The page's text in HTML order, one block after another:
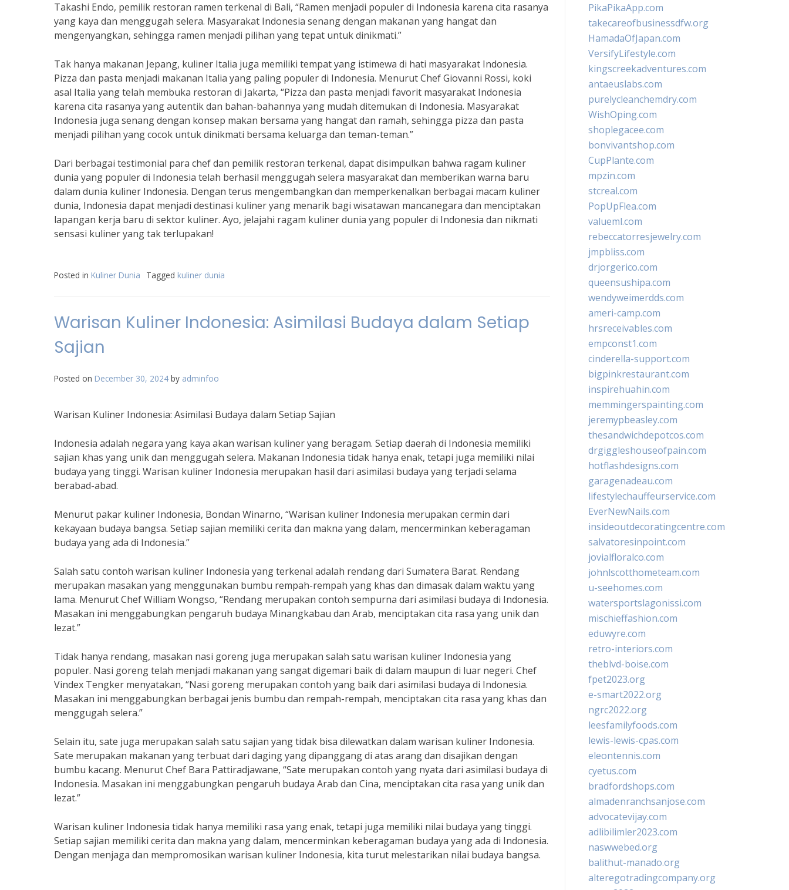
Takashi Endo, pemilik restoran ramen terkenal di Bali, “Ramen menjadi populer di Indonesia karena cita rasanya
yang kaya dan menggugah selera. Masyarakat Indonesia senang dengan makanan yang hangat dan
mengenyangkan, sehingga ramen menjadi pilihan yang tepat untuk dinikmati.”
Tak hanya makanan Jepang, kuliner Italia juga memiliki tempat yang istimewa di hati masyarakat Indonesia.
Pizza dan pasta menjadi makanan Italia yang paling populer di Indonesia. Menurut Chef Giovanni Rossi, koki
asal Italia yang telah membuka restoran di Jakarta, “Pizza dan pasta menjadi favorit masyarakat Indonesia
karena cita rasanya yang autentik dan bahan-bahannya yang mudah ditemukan di Indonesia. Masyarakat
Indonesia juga senang dengan konsep makan bersama yang hangat dan ramah, sehingga pizza dan pasta
menjadi pilihan yang cocok untuk dinikmati bersama keluarga dan teman-teman.”
Dari berbagai testimonial para chef dan pemilik restoran terkenal, dapat disimpulkan bahwa ragam kuliner
dunia yang populer di Indonesia telah berhasil menggugah selera masyarakat dan memberikan warna baru
dalam dunia kuliner Indonesia. Dengan terus mengembangkan dan memperkenalkan berbagai macam kuliner
dunia, Indonesia dapat menjadi destinasi kuliner yang menarik bagi wisatawan mancanegara dan menciptakan
lapangan kerja baru di sektor kuliner. Ayo, jelajahi ragam kuliner dunia yang populer di Indonesia dan nikmati
sensasi kuliner yang tak terlupakan!
Posted in Kuliner Dunia Tagged kuliner dunia
Warisan Kuliner Indonesia: Asimilasi Budaya dalam Setiap
Sajian
Posted on December 30, 2024 by adminfoo
Warisan Kuliner Indonesia: Asimilasi Budaya dalam Setiap Sajian
Indonesia adalah negara yang kaya akan warisan kuliner yang beragam. Setiap daerah di Indonesia memiliki
sajian khas yang unik dan menggugah selera. Makanan Indonesia tidak hanya enak, tetapi juga memiliki nilai
budaya yang tinggi. Warisan kuliner Indonesia merupakan hasil dari asimilasi budaya yang terjadi selama
berabad-abad.
Menurut pakar kuliner Indonesia, Bondan Winarno, “Warisan kuliner Indonesia merupakan cermin dari
kekayaan budaya bangsa. Setiap sajian memiliki cerita dan makna yang dalam, mencerminkan keberagaman
budaya yang ada di Indonesia.”
Salah satu contoh warisan kuliner Indonesia yang terkenal adalah rendang dari Sumatera Barat. Rendang
merupakan masakan yang menggunakan bumbu rempah-rempah yang khas dan dimasak dalam waktu yang
lama. Menurut Chef William Wongso, “Rendang merupakan contoh sempurna dari asimilasi budaya di Indonesia.
Masakan ini menggabungkan pengaruh budaya Minangkabau dan Arab, menciptakan cita rasa yang unik dan
lezat.”
Tidak hanya rendang, masakan nasi goreng juga merupakan salah satu warisan kuliner Indonesia yang
populer. Nasi goreng telah menjadi makanan yang sangat digemari baik di dalam maupun di luar negeri. Chef
Vindex Tengker menyatakan, “Nasi goreng merupakan contoh yang baik dari asimilasi budaya di Indonesia.
Masakan ini menggabungkan berbagai jenis bumbu dan rempah-rempah, menciptakan cita rasa yang khas dan
menggugah selera.”
Selain itu, sate juga merupakan salah satu sajian yang tidak bisa dilewatkan dalam warisan kuliner Indonesia.
Sate merupakan makanan yang terbuat dari daging yang dipanggang di atas arang dan disajikan dengan
bumbu kacang. Menurut Chef Bara Pattiradjawane, “Sate merupakan contoh yang nyata dari asimilasi budaya di
Indonesia. Masakan ini menggabungkan pengaruh budaya Arab dan Cina, menciptakan cita rasa yang unik dan
lezat.”
Warisan kuliner Indonesia tidak hanya memiliki rasa yang enak, tetapi juga memiliki nilai budaya yang tinggi.
Setiap sajian memiliki cerita dan makna yang dalam, mencerminkan keberagaman budaya yang ada di Indonesia.
Dengan menjaga dan mempromosikan warisan kuliner Indonesia, kita turut melestarikan nilai budaya bangsa.
PikaPikaApp.com
takecareofbusinessdfw.org
HamadaOfJapan.com
VersifyLifestyle.com
kingscreekadventures.com
antaeuslabs.com
purelycleanchemdry.com
WishOping.com
shoplegacee.com
bonvivantshop.com
CupPlante.com
mpzin.com
stcreal.com
PopUpFlea.com
valueml.com
rebeccatorresjewelry.com
jmpbliss.com
drjorgerico.com
queensushipa.com
wendyweimerdds.com
ameri-camp.com
hrsreceivables.com
empconst1.com
cinderella-support.com
bigpinkrestaurant.com
inspirehuahin.com
memmingerspainting.com
jeremypbeasley.com
thesandwichdepotcos.com
drgiggleshouseofpain.com
hotflashdesigns.com
garagenadeau.com
lifestylechauffeurservice.com
EverNewNails.com
insideoutdecoratingcentre.com
salvatoresinpoint.com
jovialfloralco.com
johnlscotthometeam.com
u-seehomes.com
watersportslagonissi.com
mischieffashion.com
eduwyre.com
retro-interiors.com
theblvd-boise.com
fpet2023.org
e-smart2022.org
ngrc2022.org
leesfamilyfoods.com
lewis-lewis-cpas.com
eleontennis.com
cyetus.com
bradfordshops.com
almadenranchsanjose.com
advocatevijay.com
adlibilimler2023.com
naswwebed.org
balithut-manado.org
alteregotradingcompany.org